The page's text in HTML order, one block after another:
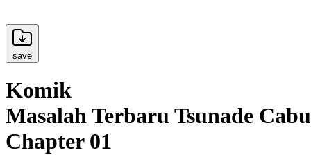
save
Komik
Masalah Terbaru Tsunade
Chapter 01